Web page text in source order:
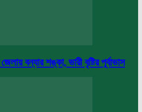
বন্যার শঙ্কা, ভারী বৃষ্টির পূর্বাভাস